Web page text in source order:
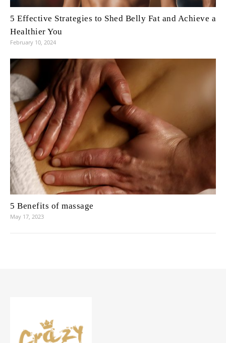
5 Effective Strategies to Shed Belly Fat and Achieve a
Healthier You
February 10, 2024
5 Benefits of massage
May 17, 2023